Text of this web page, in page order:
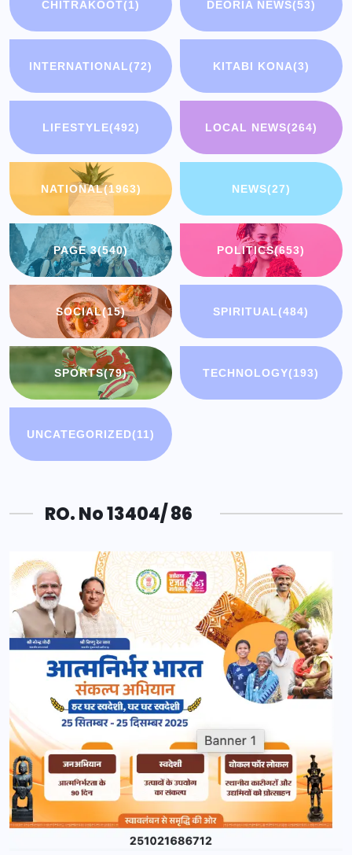
CHITRAKOOT(1) DEORIA NEWS(53)
INTERNATIONAL(72) KITABI KONA(3)
LIFESTYLE(492) LOCAL NEWS(264)
NATIONAL(1963) NEWS(27)
PAGE 3(540) POLITICS(653)
SOCIAL(15) SPIRITUAL(484)
SPORTS(79) TECHNOLOGY(193)
UNCATEGORIZED(11)
RO. No 13404/ 86